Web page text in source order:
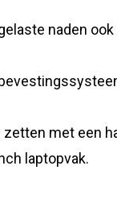
naden
met een
laptopvak.